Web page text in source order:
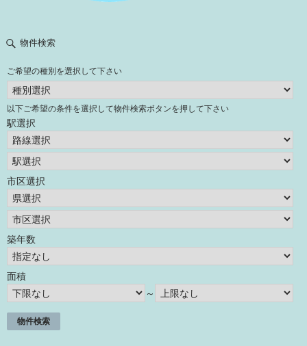
物件検索
ご希望の種別を選択して下さい
以下ご希望の条件を選択して物件検索ボタンを押して下さい
駅選択
市区選択
築年数
面積
～